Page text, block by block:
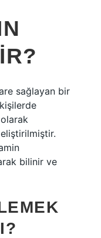
sağlayan bir
bilinir ve